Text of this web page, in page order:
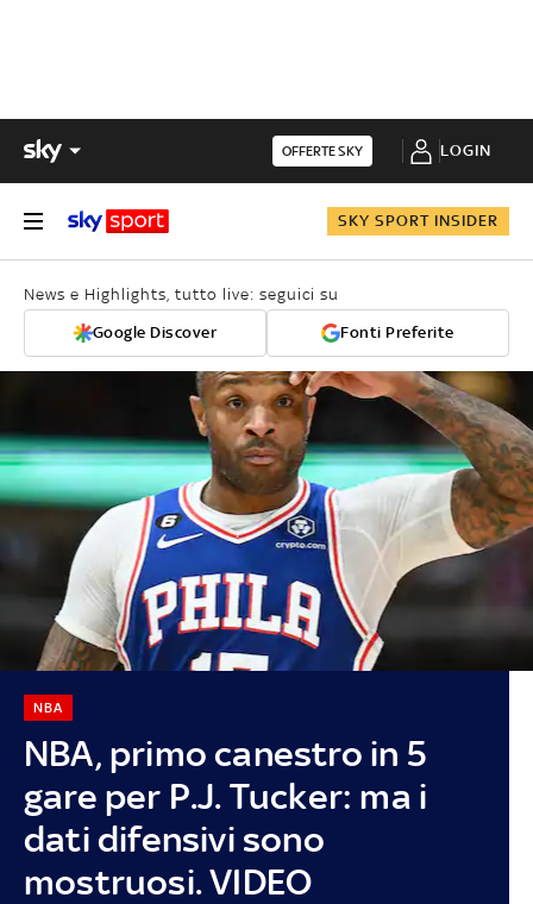
OFFERTE SKY LOGIN
SKY SPORT INSIDER
News e Highlights, tutto live: seguici su
Google Discover Fonti Preferite
NBA, primo canestro in 5
gare per P.J. Tucker: ma i
dati difensivi sono
mostruosi. VIDEO
NBA